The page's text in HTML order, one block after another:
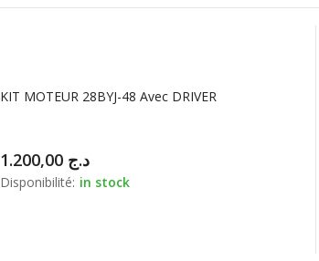
KIT MOTEUR 28BYJ-48 Avec DRIVER
د.ج
Disponibilité: in stock